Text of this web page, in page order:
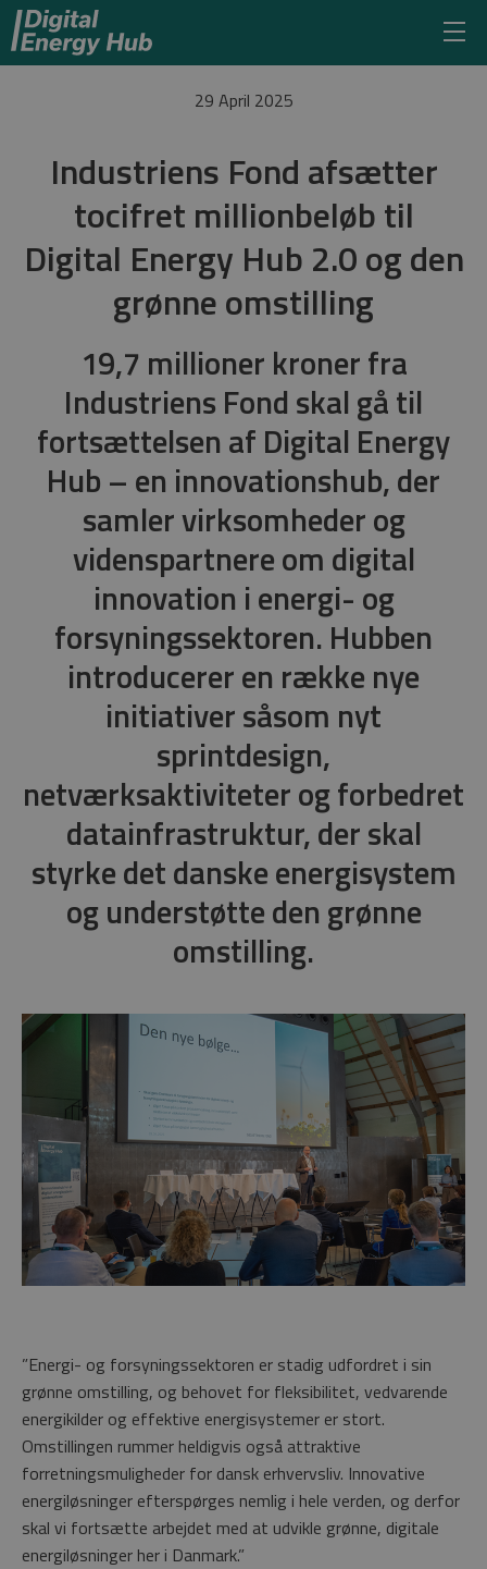
29 April 2025
Industriens Fond afsætter
tocifret millionbeløb til
Digital Energy Hub 2.0 og den
grønne omstilling
19,7 millioner kroner fra
Industriens Fond skal gå til
fortsættelsen af Digital Energy
Hub – en innovationshub, der
samler virksomheder og
videnspartnere om digital
innovation i energi- og
forsyningssektoren. Hubben
introducerer en række nye
initiativer såsom nyt
sprintdesign,
netværksaktiviteter og forbedret
datainfrastruktur, der skal
styrke det danske energisystem
og understøtte den grønne
omstilling.
”Energi- og forsyningssektoren er stadig udfordret i sin
grønne omstilling, og behovet for fleksibilitet, vedvarende
energikilder og effektive energisystemer er stort.
Omstillingen rummer heldigvis også attraktive
forretningsmuligheder for dansk erhvervsliv. Innovative
energiløsninger efterspørges nemlig i hele verden, og derfor
skal vi fortsætte arbejdet med at udvikle grønne, digitale
energiløsninger her i Danmark.”